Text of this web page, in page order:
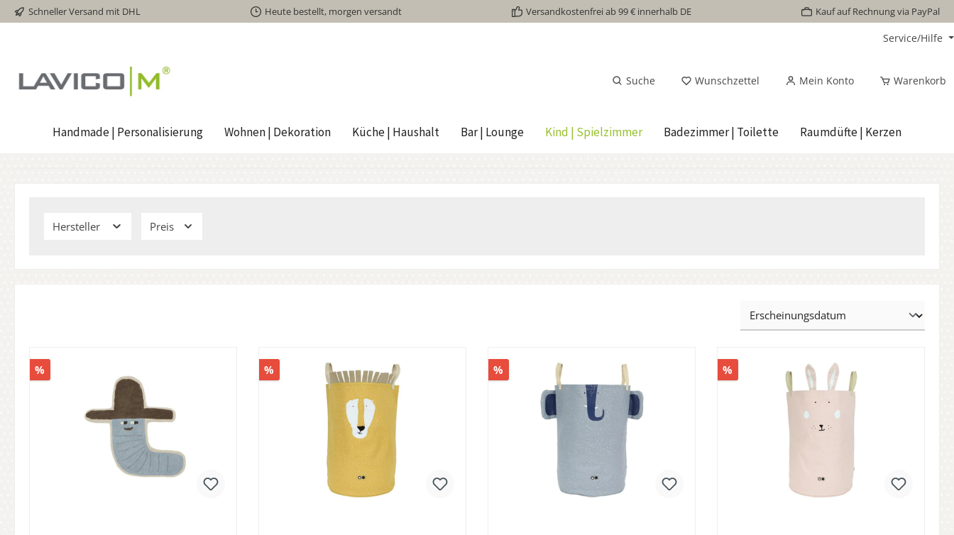
springen
Schneller Versand mit DHL Heute bestellt, morgen versandt Versandkostenfrei ab 99 € innerhalb DE Kauf auf Rechnung via PayPal
Service/Hilfe
Suche Wunschzettel Mein Konto Warenkorb
Handmade | Personalisierung Wohnen | Dekoration Küche | Haushalt Bar | Lounge Kind | Spielzimmer Badezimmer | Toilette Raumdüfte | Kerzen
Hersteller Preis
% % % %